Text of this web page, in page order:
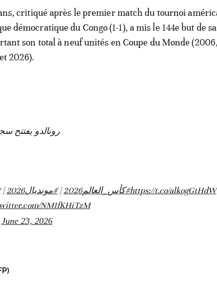
ans, critiqué après le premier match du tournoi
démocratique du Congo (1-1), a mis le 144e but de
son total à neuf unités en Coupe du Monde
2026).
رونالدو يفتتح سجله
https://t.co/alkogGtHdW#كأس_العالم2026 |#مونديال2026 |
NM1fKHiTzM
June 23, 2026